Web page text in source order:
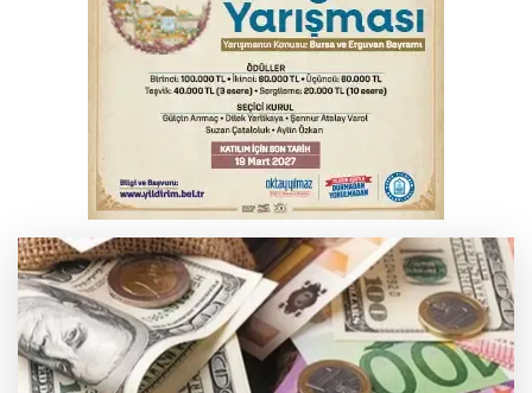
TOFAŞ Basketbol'da sağlık kontrolleri
başladı
Yargıtay’dan primle çalışanlara müjde
Bursa’da bugün hava nasıl olacak?